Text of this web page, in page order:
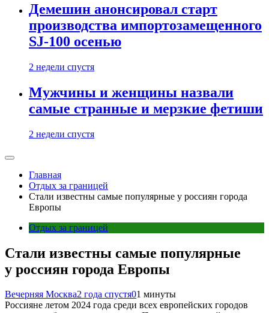
Демешин анонсировал старт
производства импортозамещенного
SJ-100 осенью
2 недели спустя
Мужчины и женщины назвали
самые странные и мерзкие фетиши
2 недели спустя
Главная
Отдых за границей
Стали известны самые популярные у россиян города
Европы
Отдых за границей
Стали известны самые популярные
у россиян города Европы
Вечерняя Москва2 года спустя01 минуты
Россияне летом 2024 года среди всех европейских городов